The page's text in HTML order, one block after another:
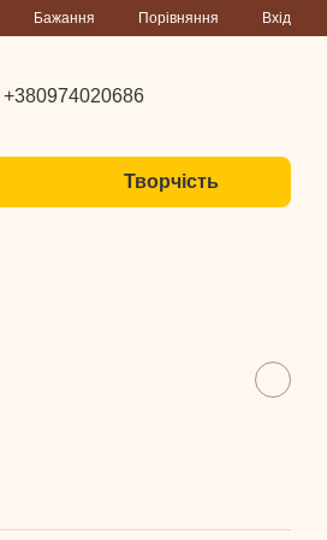
Бажання Порівняння Вхід
+380974020686
Творчість